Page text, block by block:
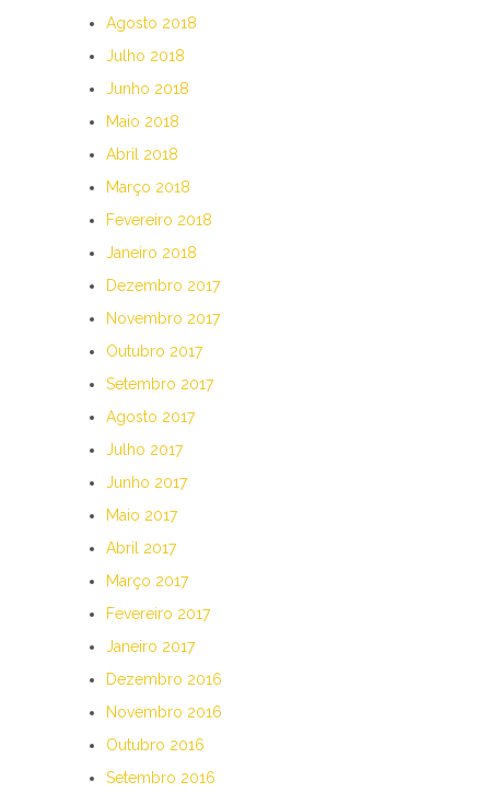
Agosto 2018
Julho 2018
Junho 2018
Maio 2018
Abril 2018
Março 2018
Fevereiro 2018
Janeiro 2018
Dezembro 2017
Novembro 2017
Outubro 2017
Setembro 2017
Agosto 2017
Julho 2017
Junho 2017
Maio 2017
Abril 2017
Março 2017
Fevereiro 2017
Janeiro 2017
Dezembro 2016
Novembro 2016
Outubro 2016
Setembro 2016